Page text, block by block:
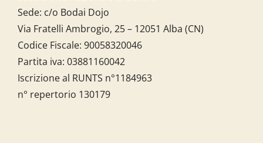
Sede: c/o Bodai Dojo
Via Fratelli Ambrogio, 25 – 12051 Alba (CN)
Codice Fiscale: 90058320046
Partita iva: 03881160042
Iscrizione al RUNTS n°1184963
n° repertorio 130179